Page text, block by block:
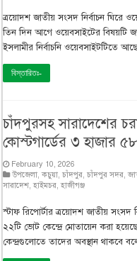
ত্রয়োদশ জাতীয় সংসদ নির্বাচন ঘিরে
তিন দিন আগে ওয়েবসাইটের বিষয়টি
ইসলামীর নির্বাচনি ওয়েবসাইটটিতে
বিস্তারিতঃ-
চাঁদপুরসহ সারাদেশের
কোস্টগার্ডের ৩ হাজার
February 10, 2026
উপজেলা ,কচুয়া ,চাঁদপুর ,চাঁদপুর সদর ,
সারাদেশ ,হাইমচর ,হাজীগঞ্জ
স্টাফ রিপোর্টার ত্রয়োদশ জাতীয় সংসদ
২২টি ভোট কেন্দ্রে মোতায়েন করা
কেন্দ্রগুলোতে তাদের অবস্থান থাকবে